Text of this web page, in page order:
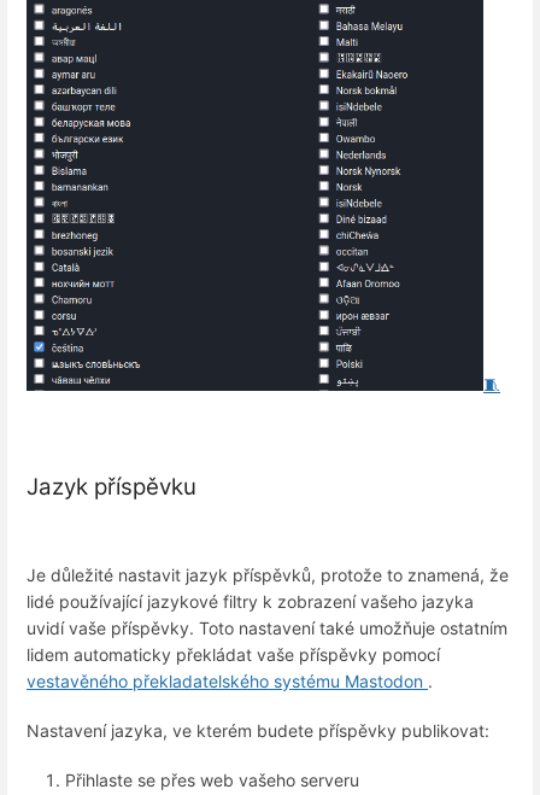
🧵
Jazyk příspěvku
Je důležité nastavit jazyk příspěvků, protože to znamená, že
lidé používající jazykové filtry k zobrazení vašeho jazyka
uvidí vaše příspěvky. Toto nastavení také umožňuje ostatním
lidem automaticky překládat vaše příspěvky pomocí
vestavěného překladatelského systému Mastodon .
Nastavení jazyka, ve kterém budete příspěvky publikovat:
Přihlaste se přes web vašeho serveru